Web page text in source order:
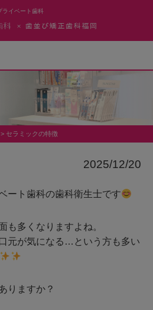
ライベート歯科
> セラミックの特徴
2025/12/20
ート歯科の歯科衛生士です
も多くなりますよね。
元が気になる…という方も多い
りますか？